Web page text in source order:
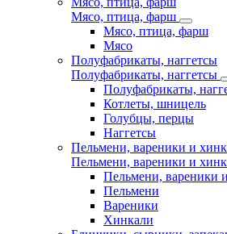
Мясо, птица, фарш
Мясо, птица, фарш
Мясо
Полуфабрикаты, наггетсы
Полуфабрикаты, наггетсы
Полуфабрикаты,
Котлеты, шницель
Голубцы, перцы
Наггетсы
Пельмени, вареники и
Пельмени, вареники и
Пельмени, вареники
Пельмени
Вареники
Хинкали